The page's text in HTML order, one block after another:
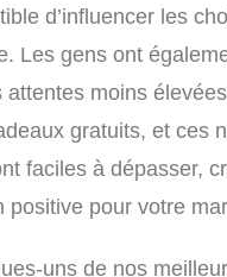
d’influencer les
Les gens ont
moins élevées
gratuits, et ces
faciles à dépasser,
positive pour votre
uns de nos